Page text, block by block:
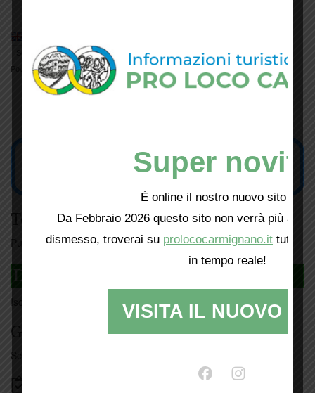
Powered by Translate
Tesseramento
Puoi tesserarti onlinecliccando qui
DAGLI L'ANDA
Iscriviti
Giorno per giorno a Carmignano
Scopri tutti gli eventi
Super
È online il nostro nuovo sito web!
Da Febbraio 2026 questo sito non verrà più
dismesso, troverai su prolococarmignano.it tutti i
in tempo reale!
VISITA IL NUOVO